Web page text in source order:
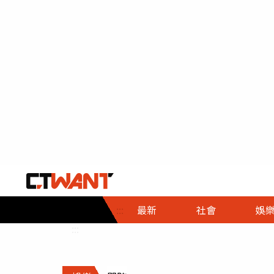
::: 最新 社會
社會首頁
時事
調查
娛樂
娛樂首頁
即時
財經首頁
熱線
政